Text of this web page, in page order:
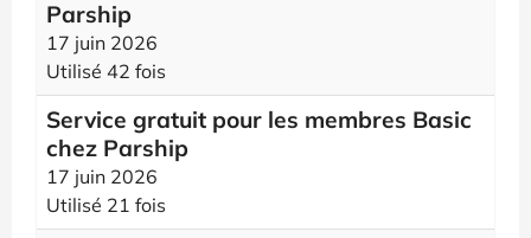
Parship
17 juin 2026
Utilisé 42 fois
Service gratuit pour les membres Basic
chez Parship
17 juin 2026
Utilisé 21 fois